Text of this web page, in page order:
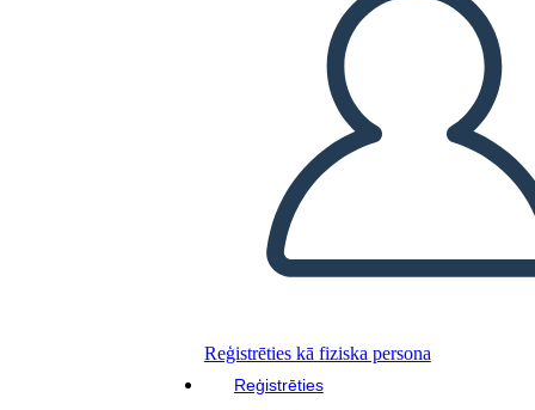
Reģistrēties kā fiziska persona
Reģistrēties
ATSKAŅOT SLAIDRĀDI
IZLASI MAN